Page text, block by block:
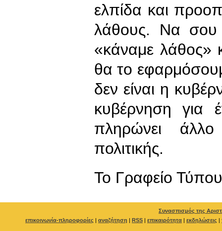
ελπίδα και
λάθους. Να σου
«κάναμε λάθος»
θα το
δεν είναι η
κυβέρνηση για
πληρώνει
πολιτικής.
To Γραφείο Τύπου
Συνασπισμός της
επικοινωνία-πληροφορίες | αναζήτηση | RSS | επικαιρότητα | εκδηλώσεις |